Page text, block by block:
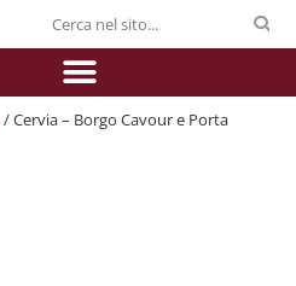
/ Cervia – Borgo Cavour e Porta